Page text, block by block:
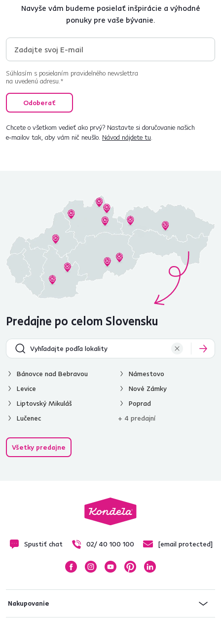
Navyše vám budeme posielať inšpirácie a výhodné
ponuky pre vaše bývanie.
Súhlasím s posielaním pravidelného newslettra
na uvedenú adresu.*
Odoberať
Chcete o všetkom vedieť ako prvý? Nastavte si doručovanie našich
e‑mailov tak, aby vám nič neušlo. Návod nájdete tu.
Predajne po celom Slovensku
Bánovce nad Bebravou
Levice
Liptovský Mikuláš
Lučenec
Námestovo
Nové Zámky
Poprad
+ 4 predajní
Všetky predajne
Spustiť chat 02/ 40 100 100 [email protected]
Nakupovanie